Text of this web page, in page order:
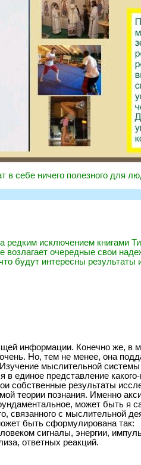
себе ничего полезного для
редким исключением книгами
возлагает очередные свои
будут интересны результаты
информации. Конечно же, в
Но, тем не менее, она
мыслительной
в единое представление
собственные результаты
познания. Именно
может быть я
связанного с мыслительной
быть сформулирована так:
сигналы, энергии,
ответных реакций.